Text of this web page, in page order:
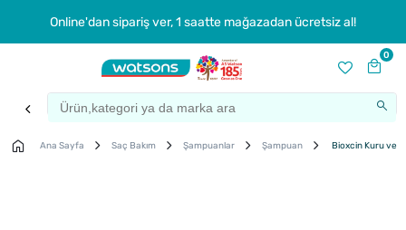
Online'dan sipariş ver, 1 saatte mağazadan ücretsiz al!
0
Ana Sayfa Saç Bakım Şampuanlar Şampuan Bioxcin Kuru ve